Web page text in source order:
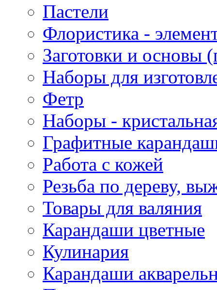
Пастели
Флористика -
Заготовки и основы
Наборы для
Фетр
Наборы -
Графитные
Работа с кожей
Резьба по дереву,
Товары для валяния
Карандаши цветные
Кулинария
Карандаши